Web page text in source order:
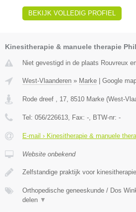
BEKIJK VOLLEDIG PROFIEL
Kinesitherapie & manuele therapie
Niet gevestigd in de plaats Rouvreux
West-Vlaanderen » Marke | Google
Rode dreef , 17 8510 Marke (West-
Tel: 056/226613 , Fax: - , BTW-nr: -
E-mail › Kinesitherapie & manuele
Website onbekend
Zelfstandige praktijk voor
Orthopedische geneeskunde / Dos
delen ▼